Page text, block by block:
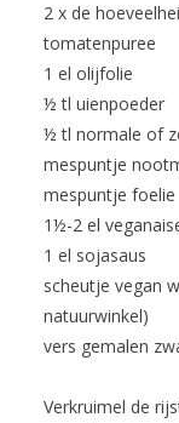
2 x de
tomatenpuree
1 el olijfolie
½ tl uienpoeder
½ tl normale of
mespuntje
mespuntje foelie
1½-2 el
1 el sojasaus
scheutje vegan
natuurwinkel)
vers gemalen
Verkruimel de